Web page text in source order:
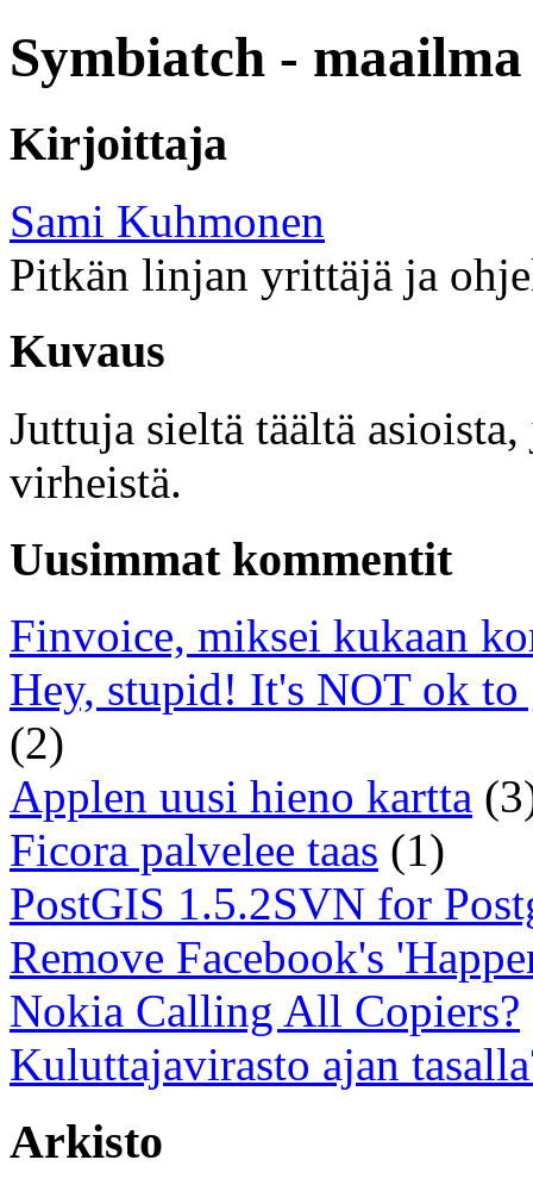
Symbiatch -
Kirjoittaja
Sami Kuhmonen
Pitkän linjan yrittäjä ja
Kuvaus
Juttuja sieltä täältä
virheistä.
Uusimmat kommentit
Finvoice, miksei kukaan
Hey, stupid! It's NOT ok to
(2)
Applen uusi hieno kartta
Ficora palvelee taas (1)
PostGIS 1.5.2SVN for
Remove Facebook's
Nokia Calling All Copiers?
Kuluttajavirasto ajan
Arkisto